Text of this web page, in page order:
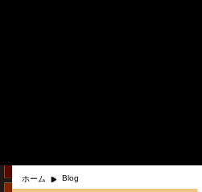
ホーム Blog